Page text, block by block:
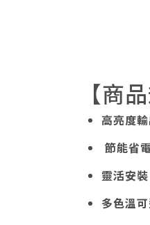
【商
高亮度
節能省
靈活安裝
多色溫